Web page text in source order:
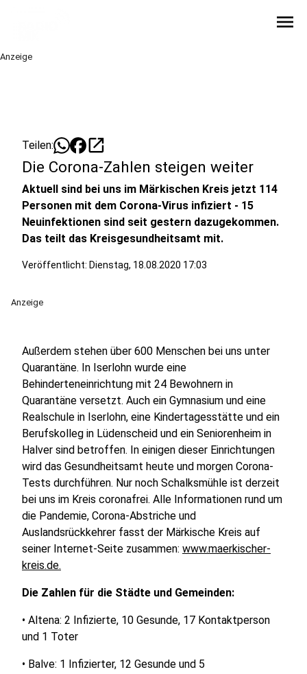
menu
Anzeige
Teilen: open_in_new
Die Corona-Zahlen steigen weiter
Aktuell sind bei uns im Märkischen Kreis jetzt 114
Personen mit dem Corona-Virus infiziert - 15
Neuinfektionen sind seit gestern dazugekommen.
Das teilt das Kreisgesundheitsamt mit.
Veröffentlicht: Dienstag, 18.08.2020 17:03
Anzeige
Außerdem stehen über 600 Menschen bei uns unter
Quarantäne. In Iserlohn wurde eine
Behinderteneinrichtung mit 24 Bewohnern in
Quarantäne versetzt. Auch ein Gymnasium und eine
Realschule in Iserlohn, eine Kindertagesstätte und ein
Berufskolleg in Lüdenscheid und ein Seniorenheim in
Halver sind betroffen. In einigen dieser Einrichtungen
wird das Gesundheitsamt heute und morgen Corona-
Tests durchführen. Nur noch Schalksmühle ist derzeit
bei uns im Kreis coronafrei. Alle Informationen rund um
die Pandemie, Corona-Abstriche und
Auslandsrückkehrer fasst der Märkische Kreis auf
seiner Internet-Seite zusammen: www.maerkischer-
kreis.de.
Die Zahlen für die Städte und Gemeinden:
• Altena: 2 Infizierte, 10 Gesunde, 17 Kontaktperson
und 1 Toter
• Balve: 1 Infizierter, 12 Gesunde und 5